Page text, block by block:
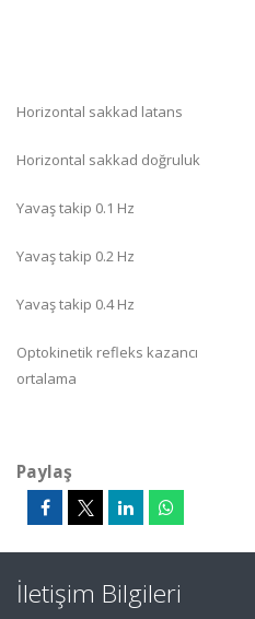
Horizontal sakkad latans
Horizontal sakkad doğruluk
Yavaş takip 0.1 Hz
Yavaş takip 0.2 Hz
Yavaş takip 0.4 Hz
Optokinetik refleks kazancı
ortalama
Paylaş
İletişim Bilgileri